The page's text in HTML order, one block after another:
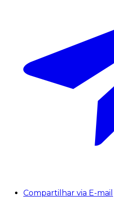
Compartilhar via E-mail